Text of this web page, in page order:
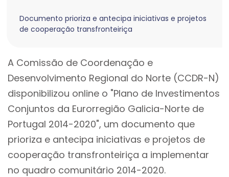
Documento prioriza e antecipa iniciativas e projetos
de cooperação transfronteiriça
A Comissão de Coordenação e
Desenvolvimento Regional do Norte (CCDR-N)
disponibilizou online o "Plano de Investimentos
Conjuntos da Eurorregião Galicia-Norte de
Portugal 2014-2020", um documento que
prioriza e antecipa iniciativas e projetos de
cooperação transfronteiriça a implementar
no quadro comunitário 2014-2020.